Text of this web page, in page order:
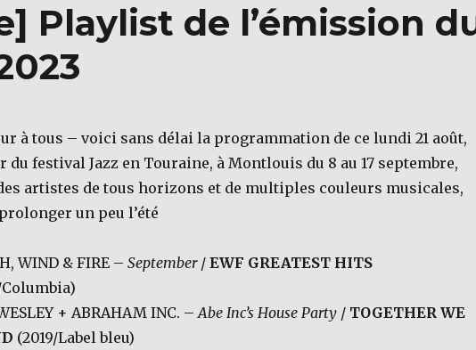
Playlist de l’émission
à tous – voici sans délai la programmation de ce lundi 21 août,
du festival Jazz en Touraine, à Montlouis du 8 au 17 septembre,
artistes de tous horizons et de multiples couleurs musicales,
un peu l’été
WIND & FIRE – September/ EWF GREATEST HITS
Columbia)
+ ABRAHAM INC. –Abe Inc’s House Party/ TOGETHER WE
(2019/Label bleu)